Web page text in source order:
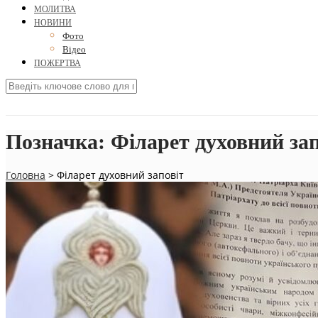
МОЛИТВА
НОВИНИ
Фото
Відео
ПОЖЕРТВА
Позначка: Філарет духовний
Головна > Філарет духовний заповіт